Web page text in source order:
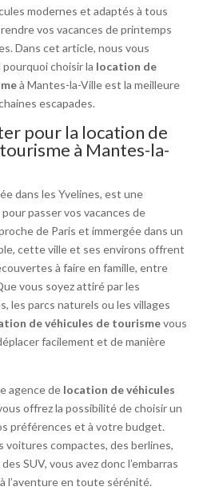
modernes et adaptés à tous
vos vacances de printemps
Dans cet article, nous vous
choisir la location de
à Mantes-la-Ville est la meilleure
escapades.
pour la location de
à Mantes-la-
dans les Yvelines, est une
passer vos vacances de
de Paris et immergée dans un
cette ville et ses environs offrent
à faire en famille, entre
vous soyez attiré par les
les parcs naturels ou les villages
de véhicules de tourismevous
facilement et de manière
agence de location de véhicules
offrez la possibilité de choisir un
préférences et à votre budget.
voitures compactes, des berlines,
SUV, vous avez donc l’embarras
l’aventure en toute sérénité.